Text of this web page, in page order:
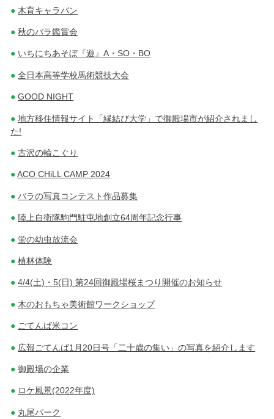
木育キャラバン
秋のバラ鑑賞会
いちにちあそぼ『遊』A・SO・BO
全日本高等学校馬術競技大会
GOOD NIGHT
地方移住情報サイト「縁結び大学」で御殿場市が紹介されまし
た!
古沢の輪こぐり
ACO CHiLL CAMP 2024
バラの写真コンテスト作品募集
陸上自衛隊駒門駐屯地創立64周年記念行事
蛍の幼虫放流会
植林体験
4/4(土)・5(日) 第24回御殿場桜まつり開催のお知らせ
木のおもちゃ美術館ワークショップ
ごてんば米コン
広報ごてんば1月20日号「二十歳の集い」の写真を紹介します
御殿場の企業
ロケ風景(2022年度)
丸尾パーク